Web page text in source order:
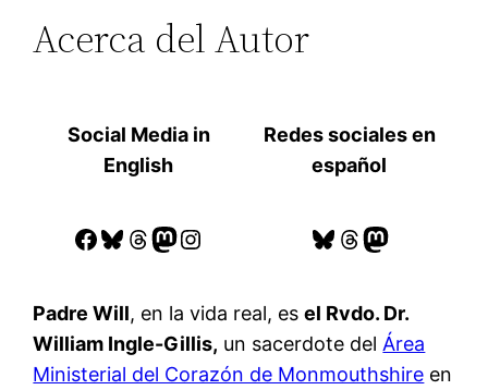
Acerca del Autor
Social Media in
English
Redes sociales en
español
Facebook
Bluesky
Threads
Mastodon
Instagram Bluesky
Threads
Mastodon
Padre Will, en la vida real, esel Rvdo. Dr.
William Ingle-Gillis, un sacerdote del Área
Ministerial del Corazón de Monmouthshire en